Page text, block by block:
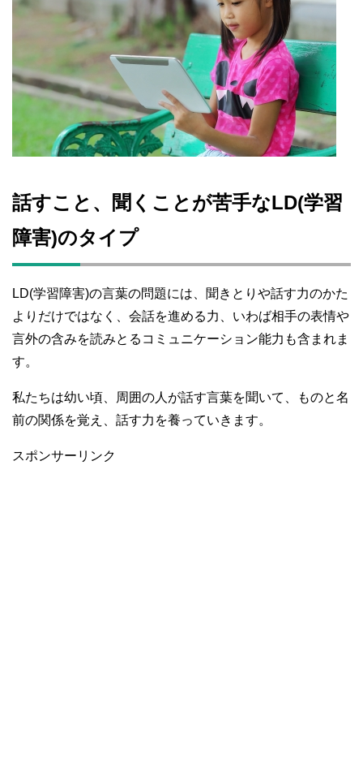
話すこと、聞くことが苦手なLD(学習
障害)のタイプ
LD(学習障害)の言葉の問題には、聞きとりや話す力のかた
よりだけではなく、会話を進める力、いわば相手の表情や
言外の含みを読みとるコミュニケーション能力も含まれま
す。
私たちは幼い頃、周囲の人が話す言葉を聞いて、ものと名
前の関係を覚え、話す力を養っていきます。
スポンサーリンク